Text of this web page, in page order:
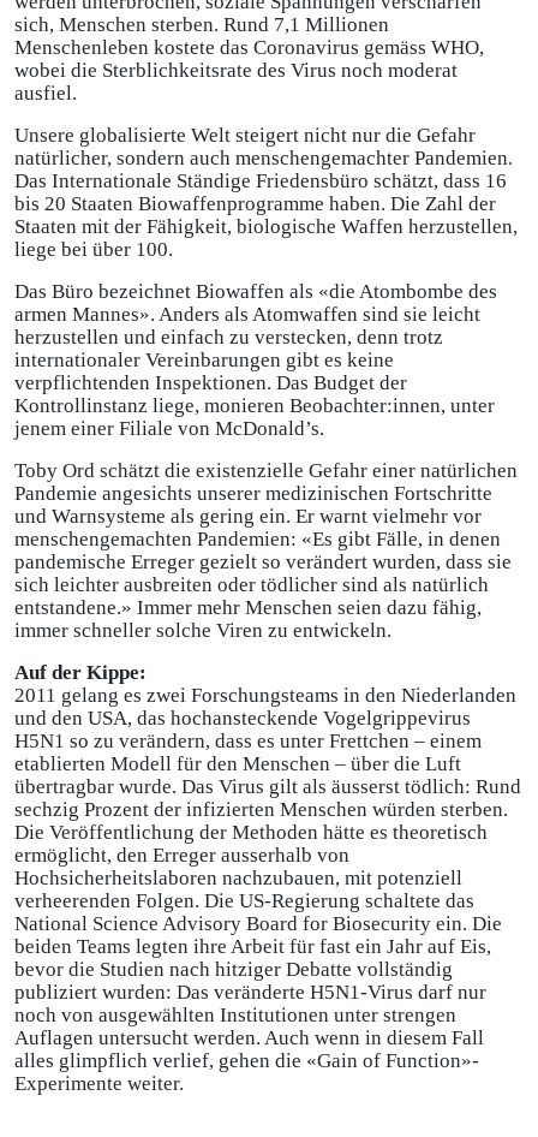
sich, Menschen sterben. Rund 7,1 Millionen
Menschenleben kostete das Coronavirus gemäss WHO,
wobei die Sterblichkeitsrate des Virus noch moderat
ausfiel.
Unsere globalisierte Welt steigert nicht nur die Gefahr
natürlicher, sondern auch menschengemachter Pandemien.
Das Internationale Ständige Friedensbüro schätzt, dass 16
bis 20 Staaten Biowaffenprogramme haben. Die Zahl der
Staaten mit der Fähigkeit, biologische Waffen herzustellen,
liege bei über 100.
Das Büro bezeichnet Biowaffen als «die Atombombe des
armen Mannes». Anders als Atomwaffen sind sie leicht
herzustellen und einfach zu verstecken, denn trotz
internationaler Vereinbarungen gibt es keine
verpflichtenden Inspektionen. Das Budget der
Kontrollinstanz liege, monieren Beobachter:innen, unter
jenem einer Filiale von McDonald’s.
Toby Ord schätzt die existenzielle Gefahr einer natürlichen
Pandemie angesichts unserer medizinischen Fortschritte
und Warnsysteme als gering ein. Er warnt vielmehr vor
menschengemachten Pandemien: «Es gibt Fälle, in denen
pandemische Erreger gezielt so verändert wurden, dass sie
sich leichter ausbreiten oder tödlicher sind als natürlich
entstandene.» Immer mehr Menschen seien dazu fähig,
immer schneller solche Viren zu entwickeln.
Auf der Kippe:
2011 gelang es zwei Forschungsteams in den Niederlanden
und den USA, das hochansteckende Vogelgrippevirus
H5N1 so zu verändern, dass es unter Frettchen – einem
etablierten Modell für den Menschen – über die Luft
übertragbar wurde. Das Virus gilt als äusserst tödlich: Rund
sechzig Prozent der infizierten Menschen würden sterben.
Die Veröffentlichung der Methoden hätte es theoretisch
ermöglicht, den Erreger ausserhalb von
Hochsicherheitslaboren nachzubauen, mit potenziell
verheerenden Folgen. Die US-Regierung schaltete das
National Science Advisory Board for Biosecurity ein. Die
beiden Teams legten ihre Arbeit für fast ein Jahr auf Eis,
bevor die Studien nach hitziger Debatte vollständig
publiziert wurden: Das veränderte H5N1-­Virus darf nur
noch von ausgewählten Institutionen unter strengen
Auflagen untersucht werden. Auch wenn in diesem Fall
alles glimpflich verlief, gehen die «Gain of Function»-
Experimente weiter.